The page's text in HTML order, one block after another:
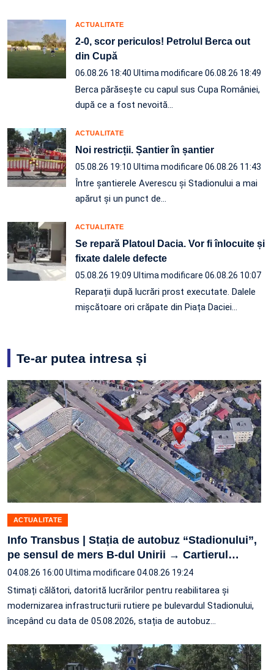
ACTUALITATE
2-0, scor periculos! Petrolul Berca out
din Cupă
06.08.26 18:40 Ultima modificare 06.08.26 18:49
Berca părăsește cu capul sus Cupa României,
după ce a fost nevoită…
ACTUALITATE
Noi restricții. Șantier în șantier
05.08.26 19:10 Ultima modificare 06.08.26 11:43
Între șantierele Averescu și Stadionului a mai
apărut și un punct de…
ACTUALITATE
Se repară Platoul Dacia. Vor fi înlocuite și
fixate dalele defecte
05.08.26 19:09 Ultima modificare 06.08.26 10:07
Reparații după lucrări prost executate. Dalele
mișcătoare ori crăpate din Piața Daciei…
Te-ar putea intresa și
ACTUALITATE
Info Transbus | Stația de autobuz “Stadionului”,
pe sensul de mers B-dul Unirii → Cartierul…
04.08.26 16:00 Ultima modificare 04.08.26 19:24
Stimați călători, datorită lucrărilor pentru reabilitarea și
modernizarea infrastructurii rutiere pe bulevardul Stadionului,
începând cu data de 05.08.2026, stația de autobuz…